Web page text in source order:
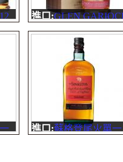
士
用
美
橡
進口:GLEN
格蘭蓋瑞單一麥芽蘇
它的創造與開始是為
表現格蘭蓋瑞酒廠所
持最優良的傳統與技
術。並且運用了非冷
進口:蘇格登尾火單一